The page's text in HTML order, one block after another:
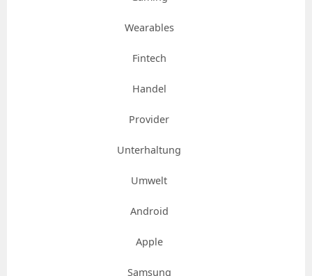
Wearables
Fintech
Handel
Provider
Unterhaltung
Umwelt
Android
Apple
Samsung